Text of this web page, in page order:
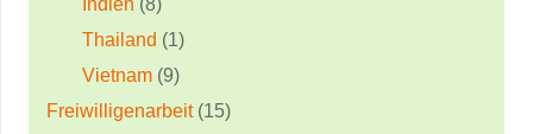
Thailand (1)
Vietnam (9)
Freiwilligenarbeit(15)